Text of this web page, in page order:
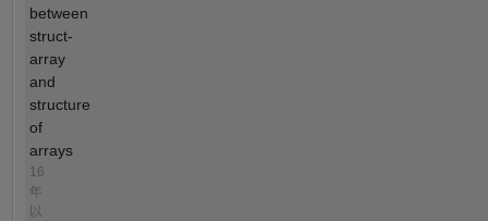
between
struct-
array
and
structure
of
arrays
16
年
以